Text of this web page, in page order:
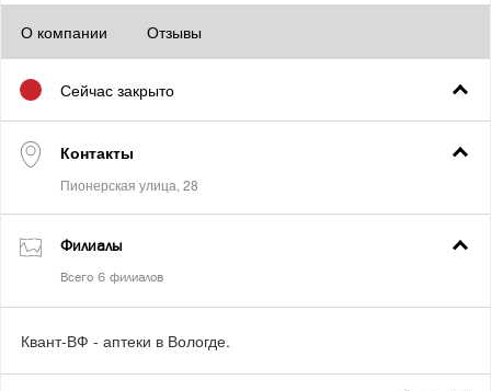
О компании Отзывы
Сейчас закрыто
Контакты
Филиалы
Квант-ВФ - аптеки в Вологде.